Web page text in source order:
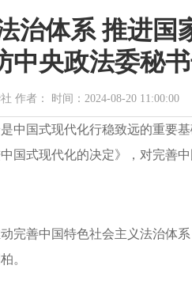
治体系 推进国
央政法委秘
作者： 时间：2024-08-20 11:00:00
中国式现代化行稳致远的重要
国式现代化的决定》，对完善
完善中国特色社会主义法治体
。